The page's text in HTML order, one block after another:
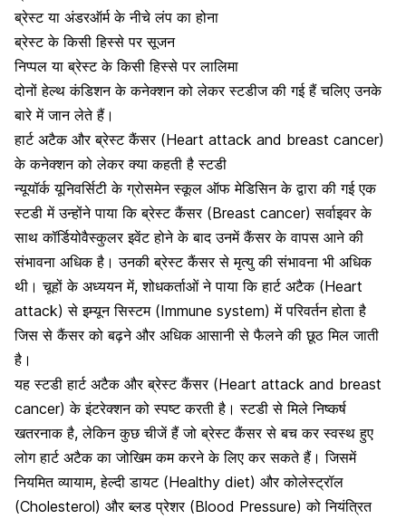
ब्रेस्ट या अंडरऑर्म के नीचे लंप का होना
ब्रेस्ट के किसी हिस्से पर सूजन
निप्पल या ब्रेस्ट के किसी हिस्से पर लालिमा
दोनों हेल्थ कंडिशन के कनेक्शन को लेकर स्टडीज की गई हैं चलिए उनके
बारे में जान लेते हैं।
हार्ट अटैक और ब्रेस्ट कैंसर (Heart attack and breast cancer)
के कनेक्शन को लेकर क्या कहती है स्टडी
न्यूयॉर्क यूनिवर्सिटी के ग्रोसमेन स्कूल ऑफ मेडिसिन के द्वारा की गई एक
स्टडी में उन्होंने पाया किब्रेस्ट कैंसर (Breast cancer) सर्वाइवरके
साथ कॉर्डियोवैस्कुलर इवेंट होने के बाद उनमें कैंसर के वापस आने की
संभावना अधिक है। उनकी ब्रेस्ट कैंसर से मृत्यु की संभावना भी अधिक
थी। चूहों के अध्ययन में, शोधकर्ताओं ने पाया कि हार्ट अटैक (Heart
attack) से इम्यून सिस्टम (Immune system) में परिवर्तन होता है
जिस से कैंसर को बढ़ने और अधिक आसानी से फैलने की छूठ मिल जाती
है।
यह स्टडी हार्ट अटैक और ब्रेस्ट कैंसर (Heart attack and breast
cancer) के इंटरेक्शन को स्पष्ट करती है। स्टडी से मिले निष्कर्ष
खतरनाक है, लेकिन कुछ चीजें हैं जो ब्रेस्ट कैंसर से बच कर स्वस्थ हुए
लोग हार्ट अटैक का जोखिम कम करने के लिए कर सकते हैं। जिसमें
नियमित व्यायाम, हेल्दी डायट (Healthy diet) और कोलेस्ट्रॉल
(Cholesterol) और ब्लड प्रेशर (Blood Pressure) को नियंत्रित